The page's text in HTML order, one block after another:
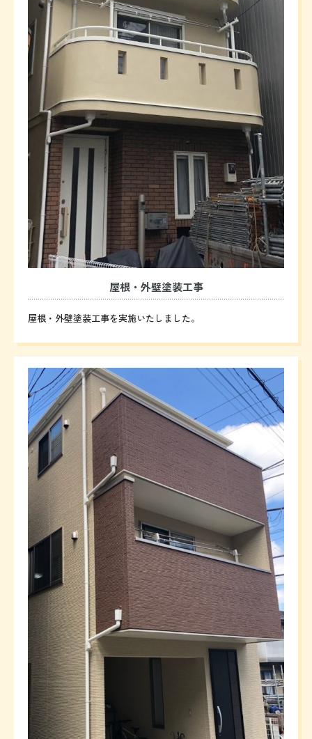
屋根・外壁塗装工事
屋根・外壁塗装工事を実施いたしました。